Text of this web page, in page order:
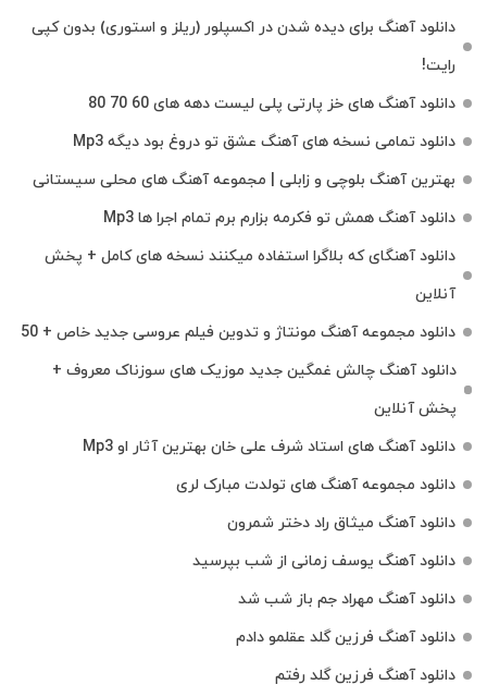
دانلود آهنگ برای دیده شدن در اکسپلور (ریلز و استوری) بدون کپی
رایت!
دانلود آهنگ های خز پارتی پلی لیست دهه های 60 70 80
دانلود تمامی نسخه های آهنگ عشق تو دروغ بود دیگه Mp3
بهترین آهنگ بلوچی و زابلی | مجموعه آهنگ‌ های محلی سیستانی
دانلود آهنگ همش تو فکرمه بزارم برم تمام اجرا ها Mp3
دانلود آهنگای که بلاگرا استفاده میکنند نسخه های کامل + پخش
آنلاین
دانلود مجموعه آهنگ مونتاژ و تدوین فیلم عروسی جدید خاص + 50
دانلود آهنگ چالش غمگین جدید موزیک های سوزناک معروف +
پخش آنلاین
دانلود آهنگ های استاد شرف علی خان بهترین آثار او Mp3
دانلود مجموعه آهنگ های تولدت مبارک لری
دانلود آهنگ میثاق راد دختر شمرون
دانلود آهنگ یوسف زمانی از شب بپرسید
دانلود آهنگ مهراد جم باز شب شد
دانلود آهنگ فرزین گلد عقلمو دادم
دانلود آهنگ فرزین گلد رفتم